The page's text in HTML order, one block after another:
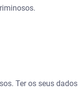
Ter os seus dados